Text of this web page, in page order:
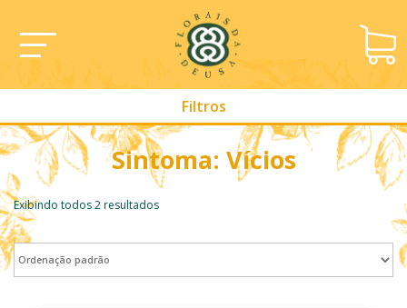
Filtros
Sintoma: Vícios
Exibindo todos 2 resultados